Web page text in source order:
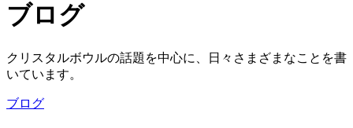
ブログ
クリスタルボウルの話題を中心に、日々さまざまなことを書
いています。
ブログ